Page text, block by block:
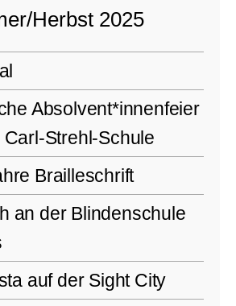
Herbst 2025
Absolvent*innenfeier
Carl-Strehl-Schule
Brailleschrift
an der Blindenschule
auf der Sight City